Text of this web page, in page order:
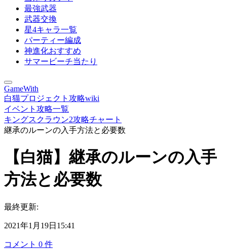
最強武器
武器交換
星4キャラ一覧
パーティー編成
神進化おすすめ
サマービーチ当たり
GameWith
白猫プロジェクト攻略wiki
イベント攻略一覧
キングスクラウン2攻略チャート
継承のルーンの入手方法と必要数
【白猫】継承のルーンの入手
方法と必要数
最終更新:
2021年1月19日15:41
コメント 0 件